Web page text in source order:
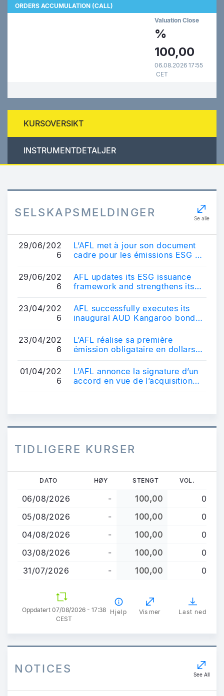
ORDERS ACCUMULATION (CALL)
Valuation Close
%
100,00
06.08.2026 17:55
CET
KURSOVERSIKT
INSTRUMENTDETALJER
SELSKAPSMELDINGER Se alle
29/06/202
6
L’AFL met à jour son document
cadre pour les émissions ESG et
le ...
29/06/202
6
AFL updates its ESG issuance
framework and strengthens its
bond ma...
23/04/202
6
AFL successfully executes its
inaugural AUD Kangaroo bond
10-year b...
23/04/202
6
L’AFL réalise sa première
émission obligataire en dollars
référe...
01/04/202
6
L’AFL annonce la signature d’un
accord en vue de l’acquisition
TIDLIGERE KURSER
hovedinnhold
DATO HØY STENGT VOL.
06/08/2026 - 100,00
0
05/08/2026
- 100,00
0
04/08/2026
- 100,00
0
03/08/2026
- 100,00
0
31/07/2026
- 100,00 0
Oppdatert 07/08/2026 - 17:38
CEST
Hjelp Vis mer Last ned
NOTICES See All